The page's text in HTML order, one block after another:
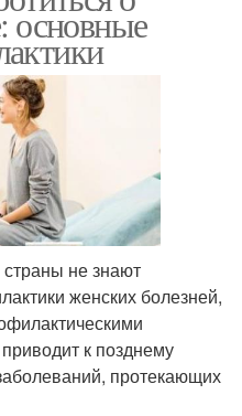
основные
не знают
женских болезней,
к позднему
протекающих